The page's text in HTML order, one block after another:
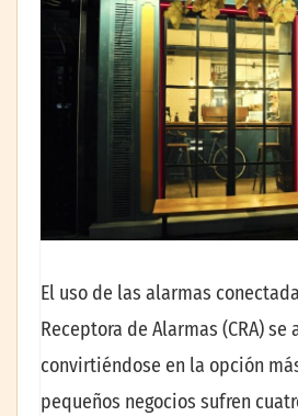
El uso de las alarmas
Receptora de Alarmas (CRA) se
convirtiéndose en la opción
pequeños negocios sufren